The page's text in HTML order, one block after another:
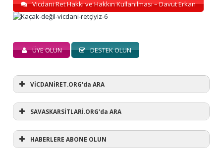
Vicdani Ret Hakkı ve Hakkın Kullanılması – Davut Erkan
ÜYE OLUN DESTEK OLUN
VİCDANİRET.ORG'da ARA
SAVASKARSİTLARİ.ORG'da ARA
HABERLERE ABONE OLUN